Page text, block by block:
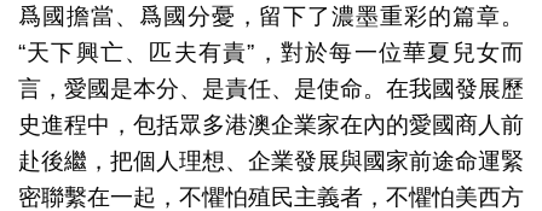
爲國擔當、爲國分憂，留下了濃墨重彩的篇章。
“天下興亡、匹夫有責”，對於每一位華夏兒女而
言，愛國是本分、是責任、是使命。在我國發展歷
史進程中，包括眾多港澳企業家在內的愛國商人前
赴後繼，把個人理想、企業發展與國家前途命運緊
密聯繫在一起，不懼怕殖民主義者，不懼怕美西方